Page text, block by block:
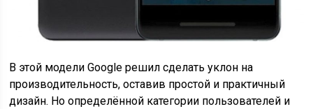
В этой модели Google решил сделать уклон на
производительность, оставив простой и практичный
дизайн. Но определённой категории пользователей и